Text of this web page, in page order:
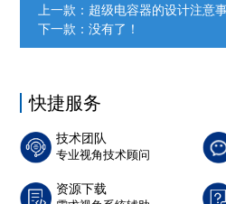
上一款： 超级电容器的设计注意
下一款：没有了！
快捷服务
技术团队
专业视角技术顾问
资源下载